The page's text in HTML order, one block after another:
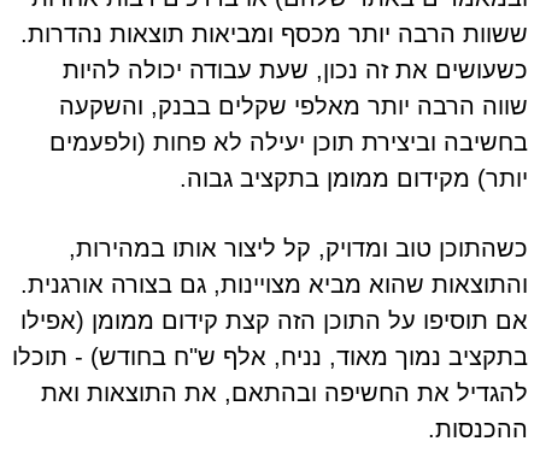
ששוות הרבה יותר מכסף ומביאות תוצאות נהדרות.
כשעושים את זה נכון, שעת עבודה יכולה להיות
שווה הרבה יותר מאלפי שקלים בבנק, והשקעה
בחשיבה וביצירת תוכן יעילה לא פחות (ולפעמים
יותר) מקידום ממומן בתקציב גבוה.
כשהתוכן טוב ומדויק, קל ליצור אותו במהירות,
והתוצאות שהוא מביא מצויינות, גם בצורה אורגנית.
אם תוסיפו על התוכן הזה קצת קידום ממומן (אפילו
בתקציב נמוך מאוד, נניח, אלף ש"ח בחודש) - תוכלו
להגדיל את החשיפה ובהתאם, את התוצאות ואת
ההכנסות.